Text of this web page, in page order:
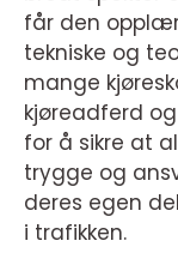
får den
tekniske og
mange
kjøreadferd
for å sikre at
trygge og
deres egen
i trafikken.